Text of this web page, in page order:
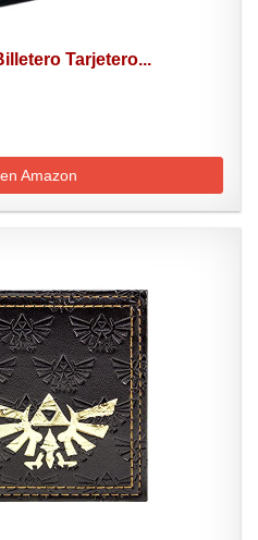
Tarjetero...
Amazon